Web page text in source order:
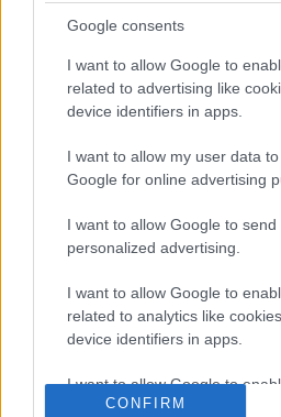
Google consents
I want to allow Google to
related to advertising like
device identifiers in apps.
I want to allow my user data
Google for online advertising
I want to allow Google to send
personalized advertising.
I want to allow Google to
related to analytics like
device identifiers in apps.
I want to allow Google to
related to functionality of the
CONFIRM
Sztárbox - 2. évad,